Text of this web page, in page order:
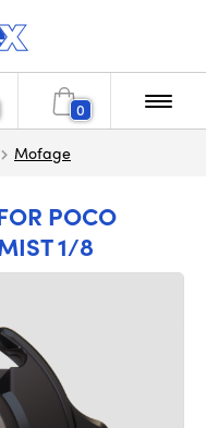
0
Mofage
POCO
1/8